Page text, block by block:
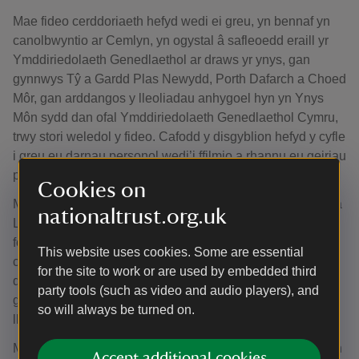
Cookies on
nationaltrust.org.uk
This website uses cookies. Some are essential
for the site to work or are used by embedded third
party tools (such as video and audio players), and
so will always be turned on.
Mae fideo cerddoriaeth hefyd wedi ei greu, yn bennaf yn
canolbwyntio ar Cemlyn, yn ogystal â safleoedd eraill yr
Ymddiriedolaeth Genedlaethol ar draws yr ynys, gan
gynnwys Tŷ a Gardd Plas Newydd, Porth Dafarch a Choed
Môr, gan arddangos y lleoliadau anhygoel hyn yn Ynys
Môn sydd dan ofal Ymddiriedolaeth Genedlaethol Cymru,
trwy stori weledol y fideo. Cafodd y disgyblion hefyd y cyfle
i greu eu darnau personol wedi’i ffilmio a rhannu eu geiriau
personol.
Myfyriodd Guto Roberts, Rheolwr Cefn Gwlad Ynys Môn a
Llŷn, ar y prosiect: “Mae hwn wedi bod yn brosiect gwych i
fod yn rhan ohono. Mae’n hyfryd ein bod wedi gallu
cysylltu â chymunedau lleol a chryfhau eu cysylltiad â’r
dirwedd sy’n eu hamgylchynu, yn arbennig drwy ddarn o
gerddoriaeth sydd wedi ei greu a’i berfformio gan gerddor
Mae fideo cerddoriaeth swyddogol cyntaf Ymddiriedolaeth